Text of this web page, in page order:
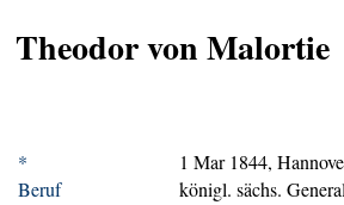
Theodor von Malortie
*
1 Mar 1844,
Beruf
königl. sächs.